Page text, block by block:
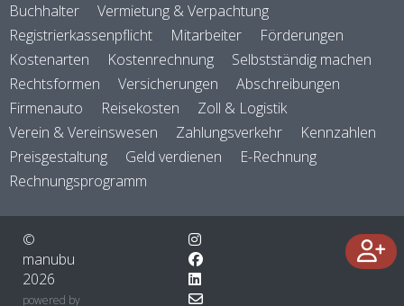
Buchhalter
Vermietung & Verpachtung
Registrierkassenpflicht
Mitarbeiter
Förderungen
Kostenarten
Kostenrechnung
Selbstständig machen
Rechtsformen
Versicherungen
Abschreibungen
Firmenauto
Reisekosten
Zoll & Logistik
Verein & Vereinswesen
Zahlungsverkehr
Kennzahlen
Preisgestaltung
Geld verdienen
E-Rechnung
Rechnungsprogramm
©
manubu
2026
powered by